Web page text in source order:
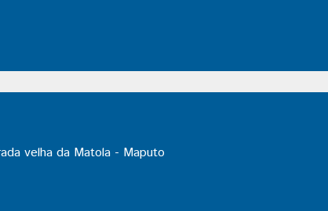
velha da Matola - Maputo